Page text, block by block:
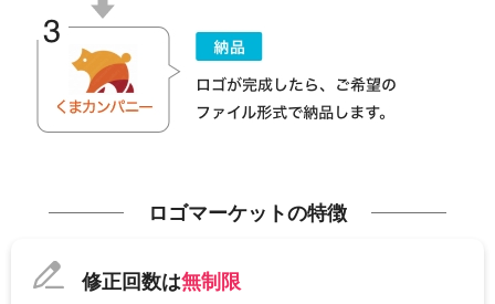
ロゴマーケットの特徴
修正回数は無制限